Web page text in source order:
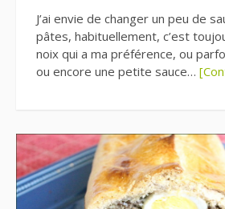
J’ai envie de changer un peu de
pâtes, habituellement, c’est
noix qui a ma préférence, ou
ou encore une petite sauce…